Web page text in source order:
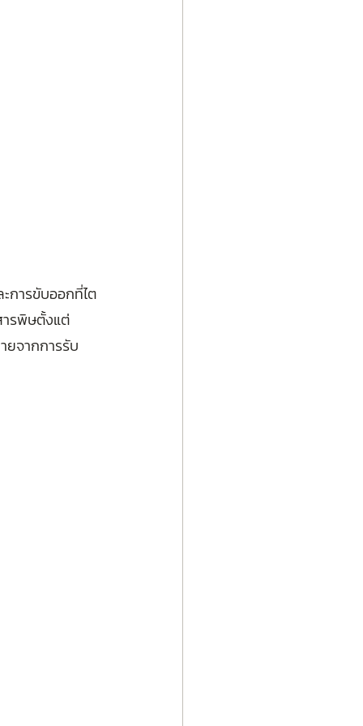
การขับออกที่ไต
ารพิษตั้งแต่
ยจากการรับ